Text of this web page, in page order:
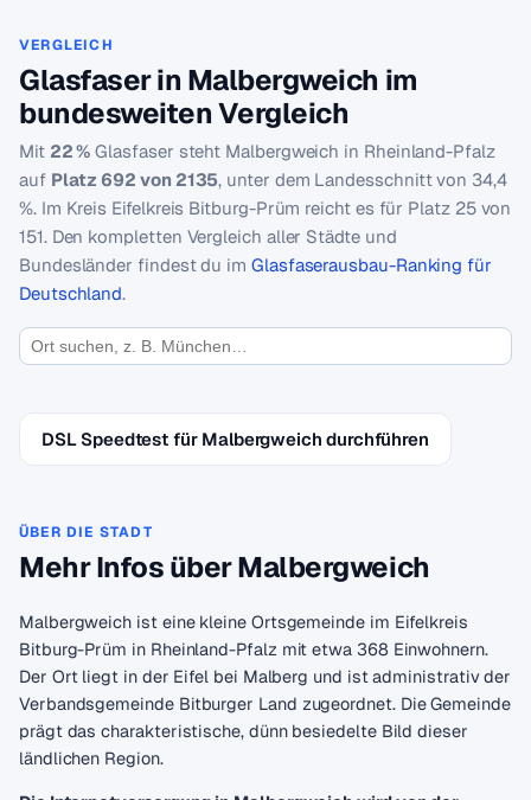
VERGLEICH
Glasfaser in Malbergweich im
bundesweiten Vergleich
Mit 22 % Glasfaser steht Malbergweich in Rheinland-Pfalz
auf Platz 692 von 2135, unter dem Landesschnitt von 34,4
%. Im Kreis Eifelkreis Bitburg-Prüm reicht es für Platz 25 von
151. Den kompletten Vergleich aller Städte und
Bundesländer findest du im Glasfaserausbau-Ranking für
Deutschland.
DSL Speedtest für Malbergweich durchführen
ÜBER DIE STADT
Mehr Infos über Malbergweich
Malbergweich ist eine kleine Ortsgemeinde im Eifelkreis
Bitburg-Prüm in Rheinland-Pfalz mit etwa 368 Einwohnern.
Der Ort liegt in der Eifel bei Malberg und ist administrativ der
Verbandsgemeinde Bitburger Land zugeordnet. Die Gemeinde
prägt das charakteristische, dünn besiedelte Bild dieser
ländlichen Region.